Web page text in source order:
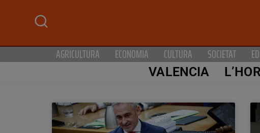
AGRICULTURA ECONOMIA CULTURA SOCIETAT
VALENCIA